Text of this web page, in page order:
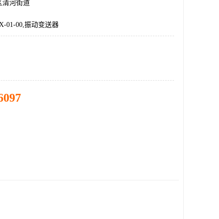
清河街道
01-00,振动变送器